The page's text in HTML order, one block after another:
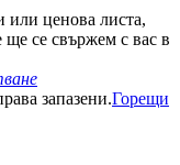
или ценова листа,
ще се свържем с вас в
запазени.Горещи